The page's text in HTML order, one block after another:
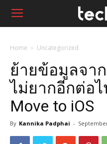
Home Uncategorized
ย้ายข้อมูลจาก
ไม่ยากอีกต่อ
Move to iOS
By Kannika Padphai -